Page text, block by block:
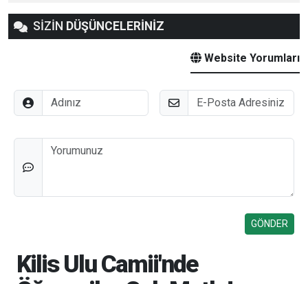
SİZİN DÜŞÜNCELERİNİZ
Website Yorumları
Adınız E-Posta
Düşünceleriniz
Kilis Ulu Camii'nde